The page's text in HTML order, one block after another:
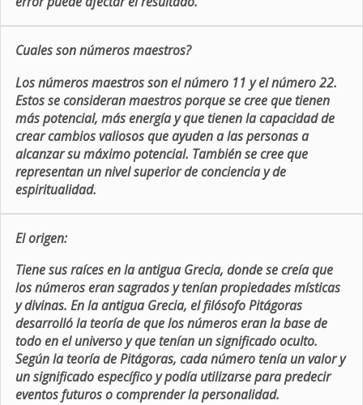
Cuales son números maestros?
Los números maestros son el número 11 y el número 22.
Estos se consideran maestros porque se cree que tienen
más potencial, más energía y que tienen la capacidad de
crear cambios valiosos que ayuden a las personas a
alcanzar su máximo potencial. También se cree que
representan un nivel superior de conciencia y de
espiritualidad.
El origen:
Tiene sus raíces en la antigua Grecia, donde se creía que
los números eran sagrados y tenían propiedades místicas
y divinas. En la antigua Grecia, el filósofo Pitágoras
desarrolló la teoría de que los números eran la base de
todo en el universo y que tenían un significado oculto.
Según la teoría de Pitágoras, cada número tenía un valor y
un significado específico y podía utilizarse para predecir
eventos futuros o comprender la personalidad.